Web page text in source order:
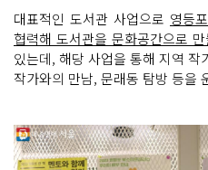
대표적인 도서관 사업으로 영등
협력해 도서관을 문화공간으로
있는데, 해당 사업을 통해 지역
작가와의 만남, 문래동 탐방 등을